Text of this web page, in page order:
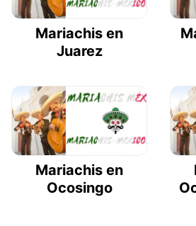
Mariachis en
Juarez
Mariachis en
Ocosingo